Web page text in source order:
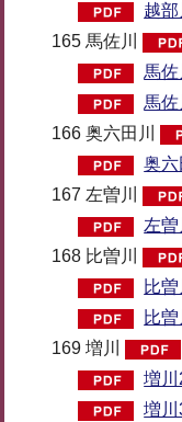
越部
165 馬佐川
馬佐
馬佐
166 奥六田川
奥六
167 左曽川
左曽
168 比曽川
比
比
169 増川
増川
増川